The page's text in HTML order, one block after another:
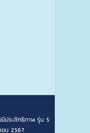
ประสิทธิภาพ รุ่น 5
ยน 2567